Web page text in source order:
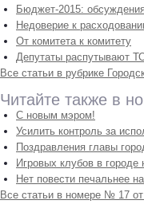
Бюджет-2015:
Недоверие к
От комитета к комитету
Депутаты распутывают
Все статьи в рубрике
Читайте также в
С новым мэром!
Усилить контроль за
Поздравления главы
Игровых клубов в городе
Нет повести печальнее
Все статьи в номере № 17